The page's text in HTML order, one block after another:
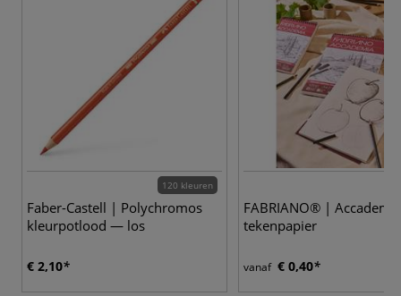
120 kleuren
Faber-Castell | Polychromos
kleurpotlood — los
€ 2,10
FABRIANO® | Accademia
tekenpapier
vanaf € 0,40